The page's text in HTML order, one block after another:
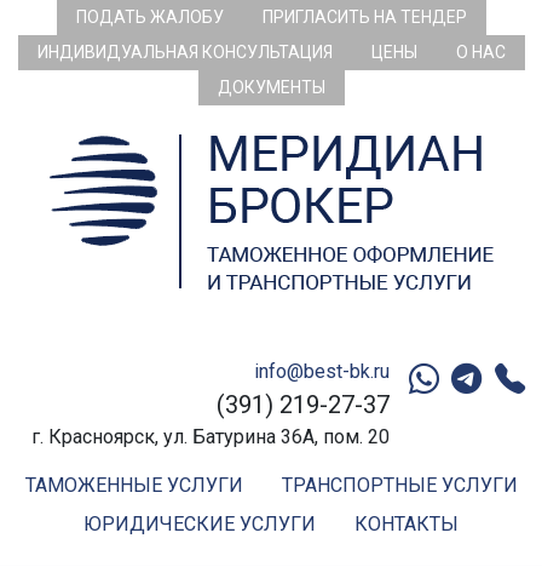
ПОДАТЬ ЖАЛОБУ
ПРИГЛАСИТЬ НА ТЕНДЕР
ИНДИВИДУАЛЬНАЯ КОНСУЛЬТАЦИЯ
ЦЕНЫ
О НАС
ДОКУМЕНТЫ
info@best-bk.ru
(391) 219-27-37
г. Красноярск, ул. Батурина 36А, пом. 20
ТАМОЖЕННЫЕ УСЛУГИ
ТРАНСПОРТНЫЕ УСЛУГИ
ЮРИДИЧЕСКИЕ УСЛУГИ
КОНТАКТЫ